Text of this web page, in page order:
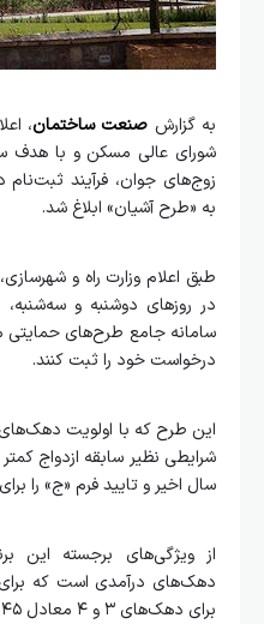
به گزارش صنعت ساختمان،
شورای عالی مسکن و با هدف
زوج‌های جوان، فرآیند
به «طرح آشیان» ابلاغ شد.
طبق اعلام وزارت راه و
درخواست خود را ثبت کنند.
سال اخیر و تایید فرم «ج» را
از ویژگی‌های برجسته این